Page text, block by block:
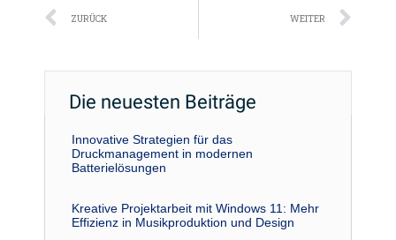
Zurück
ZURÜCK WEITER
Die neuesten Beiträge
Innovative Strategien für das
Druckmanagement in modernen
Batterielösungen
Kreative Projektarbeit mit Windows 11: Mehr
Effizienz in Musikproduktion und Design